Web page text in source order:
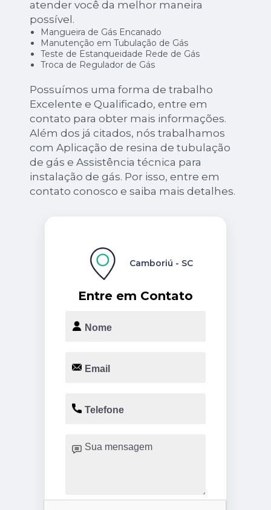
atender você da melhor maneira
possível.
Mangueira de Gás Encanado
Manutenção em Tubulação de Gás
Teste de Estanqueidade Rede de Gás
Troca de Regulador de Gás
Possuímos uma forma de trabalho
Excelente e Qualificado, entre em
contato para obter mais informações.
Além dos já citados, nós trabalhamos
com Aplicação de resina de tubulação
de gás e Assistência técnica para
instalação de gás. Por isso, entre em
contato conosco e saiba mais detalhes.
Entre em Contato
Camboriú - SC